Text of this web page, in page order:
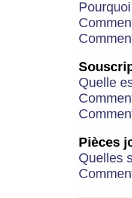
Quelle
Pièces
Quelles